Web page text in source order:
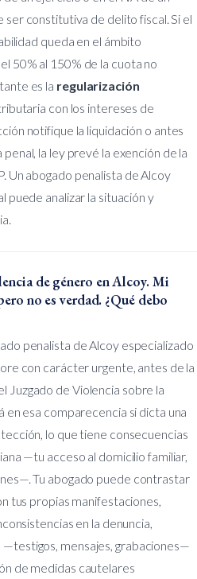
constitutiva de delito fiscal. Si el
queda en el ámbito
50% al 150% de la cuota no
es la regularización
con los intereses de
notifique la liquidación o antes
la ley prevé la exención de la
Un abogado penalista de Alcoy
puede analizar la situación y
de género en Alcoy. Mi
no es verdad. ¿Qué debo
penalista de Alcoy especializado
con carácter urgente, antes de la
Juzgado de Violencia sobre la
en esa comparecencia si dicta una
lo que tiene consecuencias
—tu acceso al domicilio familiar,
Tu abogado puede contrastar
tus propias manifestaciones,
en la denuncia,
mensajes, grabaciones—
de medidas cautelares